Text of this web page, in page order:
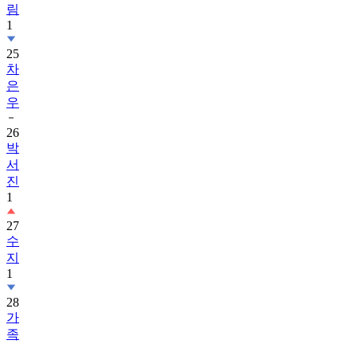
림
1
25
차
은
우
26
박
서
진
1
27
수
지
1
28
가
족